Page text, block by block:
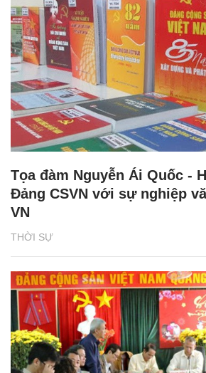
THỜI SỰ
Tọa đàm Nguyễn Ái Quốc -
Đảng CSVN với sự nghiệp
VN